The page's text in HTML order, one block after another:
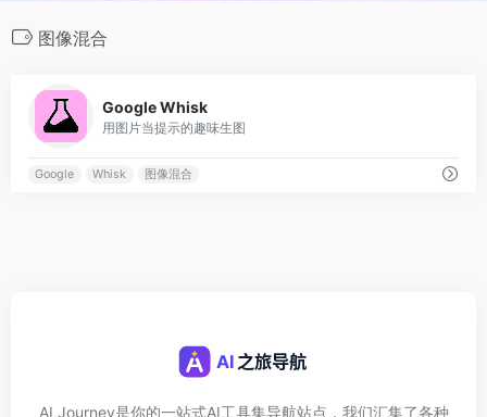
图像混合
Google Whisk
用图片当提示的趣味生图
Google Whisk 图像混合
AI Journey是你的一站式AI工具集导航站点，我们汇集了各种